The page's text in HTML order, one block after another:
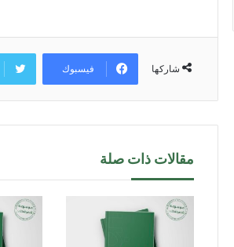
شاركها فيسبوك
مقالات ذات صلة